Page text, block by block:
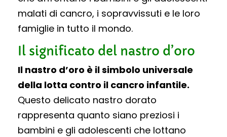
malati di cancro, i sopravvissuti e le loro
famiglie in tutto il mondo.
Il significato del nastro d’oro
Il nastro d’oro è il simbolo universale
della lotta contro il cancro infantile.
Questo delicato nastro dorato
rappresenta quanto siano preziosi i
bambini e gli adolescenti che lottano